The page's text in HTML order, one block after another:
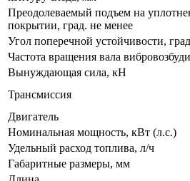
Преодолеваемый подъем на
покрытии, град. не менее
Угол поперечной устойчивости,
Частота вращения вала
Вынуждающая сила, кН
Трансмиссия
Двигатель
Номинальная мощность, кВт (л.с.)
Удельный расход топлива, л/ч
Габаритные размеры, мм